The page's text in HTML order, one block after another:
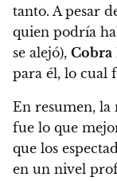
tanto. A pesar
quien podría
se alejó), Cobra
para él, lo cual
En resumen, la
fue lo que
que los
en un nivel